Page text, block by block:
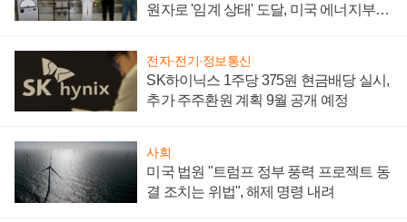
원자로 '임계 상태' 도달, 미국 에너지부
전자·전기·정보통신
SK하이닉스 1주당 375원 현금배당 실시,
추가 주주환원 계획 9월 공개 예정
사회
미국 법원 "트럼프 정부 풍력 프로젝트 동
결 조치는 위법", 해제 명령 내려